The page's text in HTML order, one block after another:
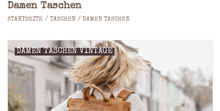
Rucksäcke
Schultertaschen
Taschen
Accessoires
Damen Taschen
STARTSEITE / TASCHEN / DAMEN TASCHEN
DAMEN TASCHEN VINTAGE